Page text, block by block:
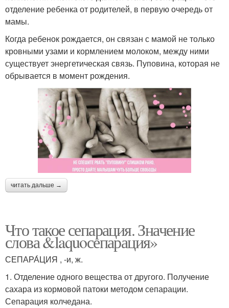
отделение ребенка от родителей, в первую очередь от
мамы.
Когда ребенок рождается, он связан с мамой не только
кровными узами и кормлением молоком, между ними
существует энергетическая связь. Пуповина, которая не
обрывается в момент рождения.
читать дальше →
Что такое сепарация. Значение
слова &laquoсепарация»
СЕПАРА́ЦИЯ , -и, ж.
1. Отделение одного вещества от другого. Получение
сахара из кормовой патоки методом сепарации.
Сепарация колчедана.